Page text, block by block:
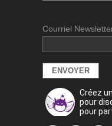
Courriel
Créez
pour
pour